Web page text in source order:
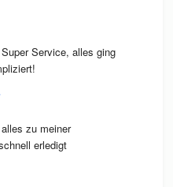
Super Service, alles ging
alles zu meiner
erledigt